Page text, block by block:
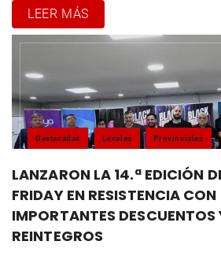
LEER MÁS
Destacadas Locales Provinciales
LANZARON LA 14.ª EDICIÓN
FRIDAY EN RESISTENCIA CON
IMPORTANTES DESCUENTOS
REINTEGROS